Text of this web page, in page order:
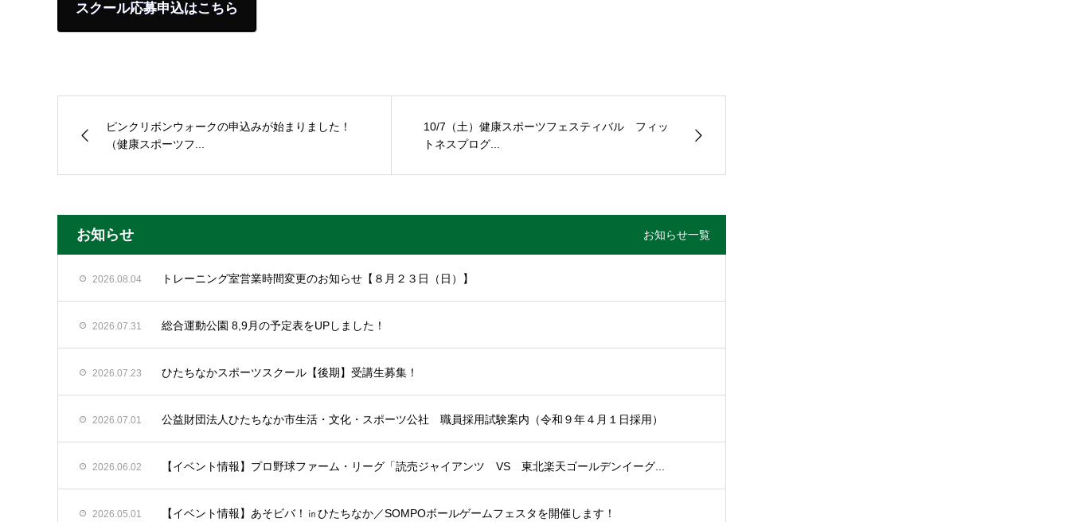
スクール応募申込はこちら
ピンクリボンウォークの申込みが始まりました！
（健康スポーツフ...
10/7（土）健康スポーツフェスティバル フィッ
トネスプログ...
お知らせ お知らせ一覧
2026.08.04 トレーニング室営業時間変更のお知らせ【８月２３日（日）】
2026.07.31 総合運動公園 8,9月の予定表をUPしました！
2026.07.23 ひたちなかスポーツスクール【後期】受講生募集！
2026.07.01 公益財団法人ひたちなか市生活・文化・スポーツ公社 職員採用試験案内（令和９年４月１日採用）
2026.06.02 【イベント情報】プロ野球ファーム・リーグ「読売ジャイアンツ VS 東北楽天ゴールデンイーグ...
2026.05.01 【イベント情報】あそビバ！㏌ひたちなか／SOMPOボールゲームフェスタを開催します！